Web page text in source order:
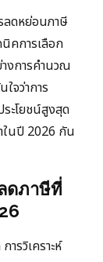
ลดหย่อนภาษี
คการเลือก
งการคำนวณ
จว่าการ
ะโยชน์สูงสุด
ในปี 2026 กัน
ดภาษีที่
รวิเคราะห์